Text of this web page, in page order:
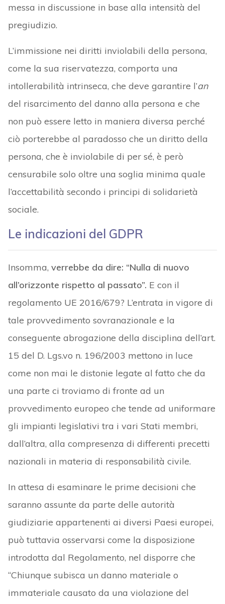
messa in discussione in base alla intensità del
pregiudizio.
L’immissione nei diritti inviolabili della persona,
come la sua riservatezza, comporta una
intollerabilità intrinseca, che deve garantire l’an
del risarcimento del danno alla persona e che
non può essere letto in maniera diversa perché
ciò porterebbe al paradosso che un diritto della
persona, che è inviolabile di per sé, è però
censurabile solo oltre una soglia minima quale
l’accettabilità secondo i principi di solidarietà
sociale.
Le indicazioni del GDPR
Insomma, verrebbe da dire: “Nulla di nuovo
all’orizzonte rispetto al passato”. E con il
regolamento UE 2016/679? L’entrata in vigore di
tale provvedimento sovranazionale e la
conseguente abrogazione della disciplina dell’art.
15 del D. Lgs.vo n. 196/2003 mettono in luce
come non mai le distonie legate al fatto che da
una parte ci troviamo di fronte ad un
provvedimento europeo che tende ad uniformare
gli impianti legislativi tra i vari Stati membri,
dall’altra, alla compresenza di differenti precetti
nazionali in materia di responsabilità civile.
In attesa di esaminare le prime decisioni che
saranno assunte da parte delle autorità
giudiziarie appartenenti ai diversi Paesi europei,
può tuttavia osservarsi come la disposizione
introdotta dal Regolamento, nel disporre che
“Chiunque subisca un danno materiale o
immateriale causato da una violazione del